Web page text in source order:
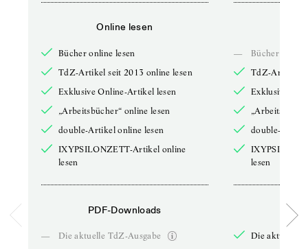
Online lesen
Bücher online lesen
TdZ-Artikel seit 2013 online lesen
Exklusive Online-Artikel lesen
„Arbeitsbücher“ online lesen
double-Artikel online lesen
IXYPSILONZETT-Artikel online
lesen
PDF-Downloads
—
Die aktuelle TdZ-Ausgabe
—
Bücher online
TdZ-Artikel
Exklusive
double-
lesen
Die aktuelle